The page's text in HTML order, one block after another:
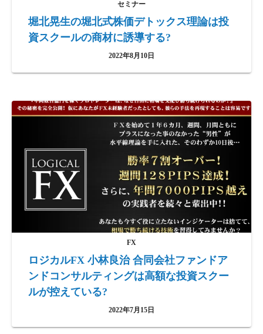
セミナー
堀北晃生の堀北式株価デトックス理論は投
資スクールの商材に誘導する?
2022年8月10日
FX
ロジカルFX 小林良治 合同会社ファンドア
ンドコンサルティングは高額な投資スクー
ルが控えている?
2022年7月15日